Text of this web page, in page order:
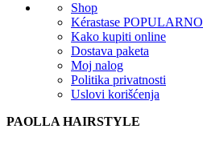
Shop
Kérastase POPULARNO
Kako kupiti online
Dostava paketa
Moj nalog
Politika privatnosti
Uslovi korišćenja
PAOLLA HAIRSTYLE